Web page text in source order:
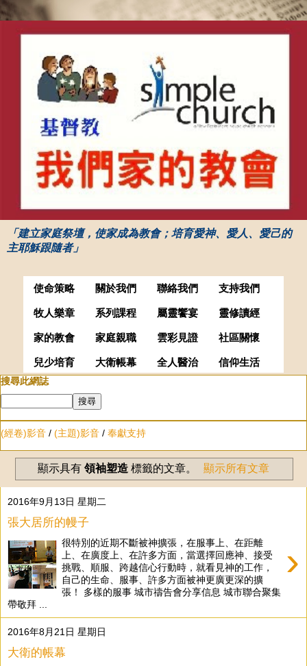
「建立家庭祭壇，使家成為教會；培育愛神、愛人、愛己的
主耶穌跟隨者」
使命策略 關於我們 聯絡我們 支持我們
牧人樂章 系列課程 屬靈饗宴 靈修讀經
家的教會 家庭親職 雲彩見證 社區關懷
兒少培育 大衛帳幕 全人醫治
信仰生活
搜尋此網誌
(經卷)影音 / (主題)影音 / 奉獻支持
顯示具有 領袖塑造標籤的文章。 顯示所有文章
2016年9月13日 星期二
張大居所的幔子
›
很特別的近期不斷被神擴張，在服事上、在距離
上、在廣度上、在許多方面，當選擇回應神、接受
挑戰、順服、跨越信心行動時，就看見神的工作，
自己的生命、服事、許多方面被神更廣更深的擴
張！ 多樣的服事 城市禱告會分享信息 城市聯合聚集
帶敬拜 ...
2016年8月21日 星期日
大衛的帳幕